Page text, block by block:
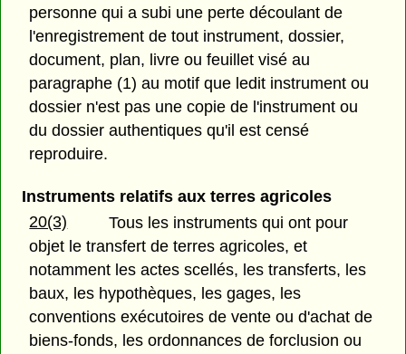
personne qui a subi une perte découlant de
l'enregistrement de tout instrument, dossier,
document, plan, livre ou feuillet visé au
paragraphe (1) au motif que ledit instrument ou
dossier n'est pas une copie de l'instrument ou
du dossier authentiques qu'il est censé
reproduire.
Instruments relatifs aux terres agricoles
20(3)
Tous les instruments qui ont pour
objet le transfert de terres agricoles, et
notamment les actes scellés, les transferts, les
baux, les hypothèques, les gages, les
conventions exécutoires de vente ou d'achat de
biens-fonds, les ordonnances de forclusion ou